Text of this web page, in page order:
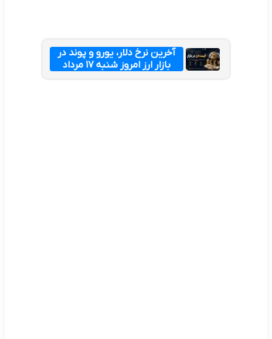
آخرین نرخ دلار، یورو و پوند در
بازار ارز امروز شنبه ۱۷ مرداد